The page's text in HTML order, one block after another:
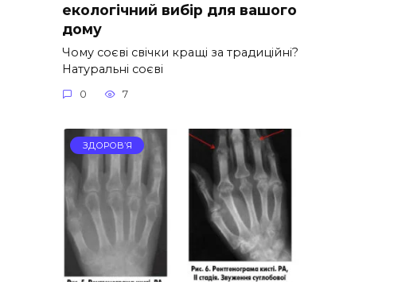
екологічний вибір для вашого
дому
Чому соєві свічки кращі за традиційні?
Натуральні соєві
0 7
ЗДОРОВ’Я